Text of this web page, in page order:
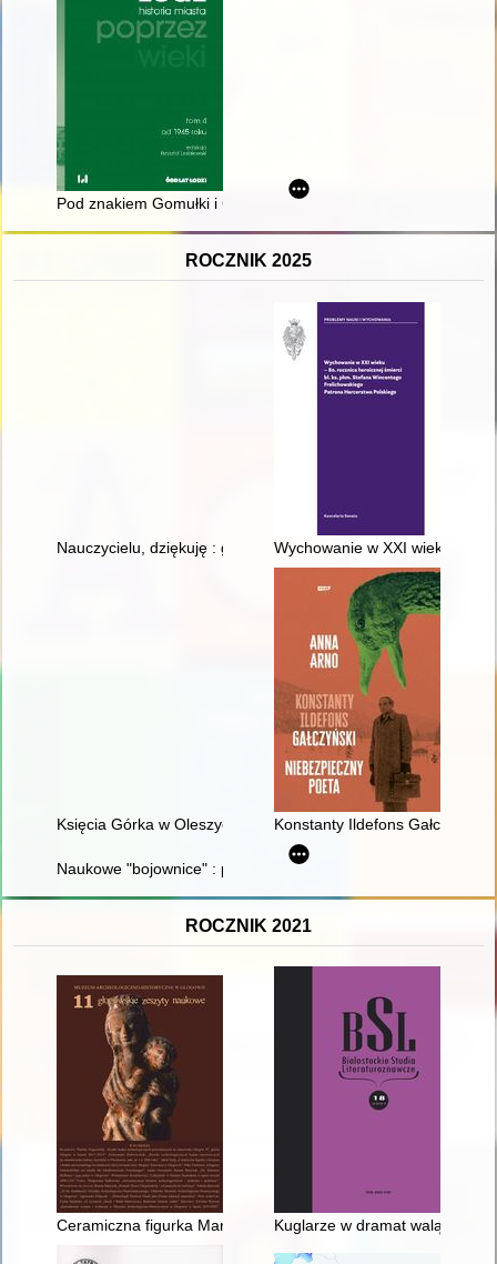
Pod znakiem Gomułki i Gierka : sytuacja polityczna w Łodzi
ROCZNIK 2025
Nauczycielu, dziękuję : gmina PogorzelaWychowanie w XXI wieku : 80.
Księcia Górka w Oleszycach : pałac i ludzieKonstanty Ildefons Gałczyński
Naukowe "bojownice" : pierwsze uczone i badaczki w
ROCZNIK 2021
Ceramiczna figurka Marii z Jezusem z badań staromiejskiego
Kuglarze w dramat walą :